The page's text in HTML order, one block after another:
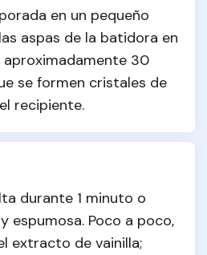
en un pequeño
aspas de la batidora en
aproximadamente 30
se formen cristales de
recipiente.
durante 1 minuto o
espumosa. Poco a poco,
extracto de vainilla;